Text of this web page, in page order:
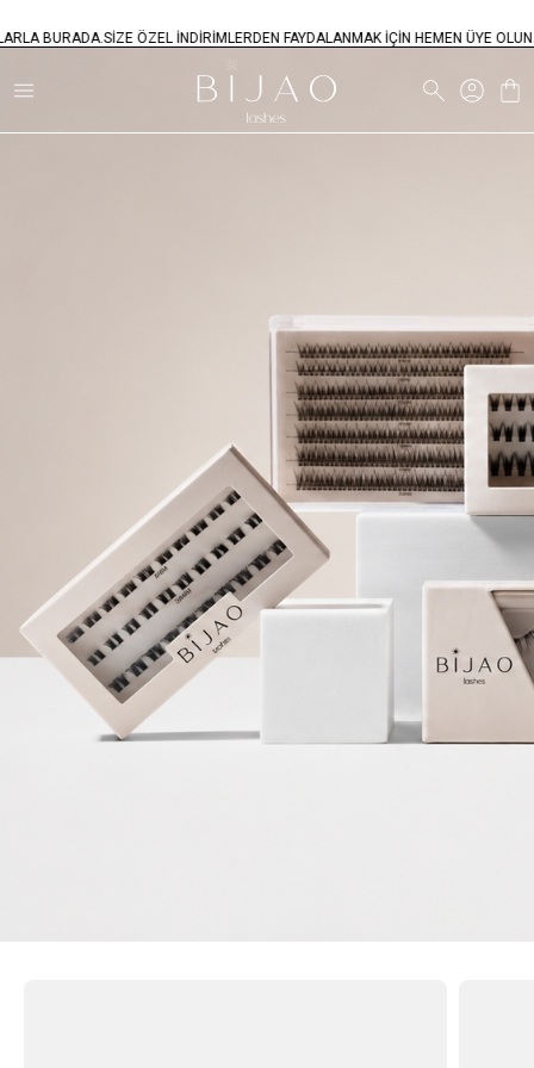
SİZE ÖZEL İNDİRİMLERDEN FAYDALANMAK İÇİN HEMEN ÜYE OLUN...ÇOK